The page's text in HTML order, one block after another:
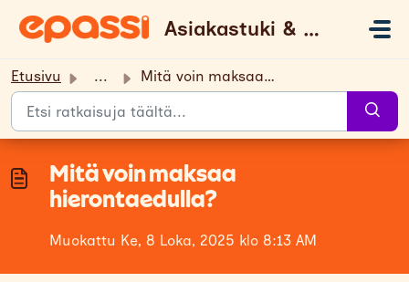
Asiakastuki & UKK
Etusivu ... Mitä voin maksaa hierontaedulla?
Mitä voin maksaa
hierontaedulla?
Muokattu Ke, 8 Loka, 2025 klo 8:13 AM